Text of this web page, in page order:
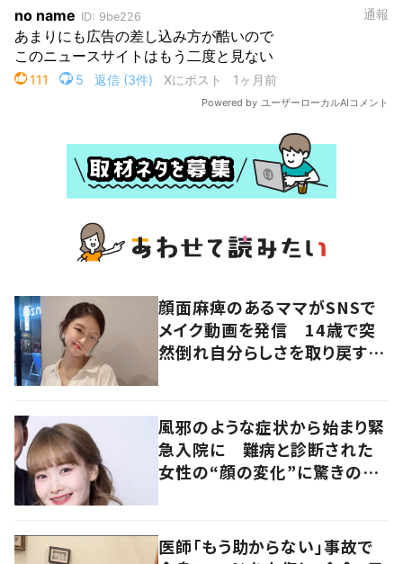
顔面麻痺のあるママがSNSで
メイク動画を発信 14歳で突
然倒れ自分らしさを取り戻すま
風邪のような症状から始まり緊
急入院に 難病と診断された
女性の“顔の変化”に驚きの
医師「もう助からない」事故で